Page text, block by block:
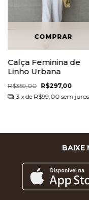
Calça Feminina de
Linho Urbana
R$359,00
R$297,00
3 x de R$99,00 sem juros
BAIXE